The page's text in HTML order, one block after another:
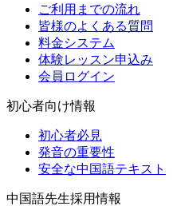
ご利用までの流れ
皆様のよくある質問
料金システム
体験レッスン申込み
会員ログイン
初心者向け情報
初心者必見
発音の重要性
安全な中国語テキスト
中国語先生採用情報